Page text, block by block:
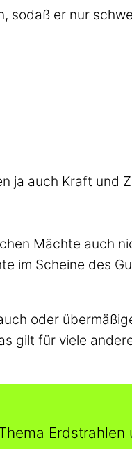
sodaß er nur
ja auch Kraft und
Mächte auch
im Scheine des
oder
gilt für viele